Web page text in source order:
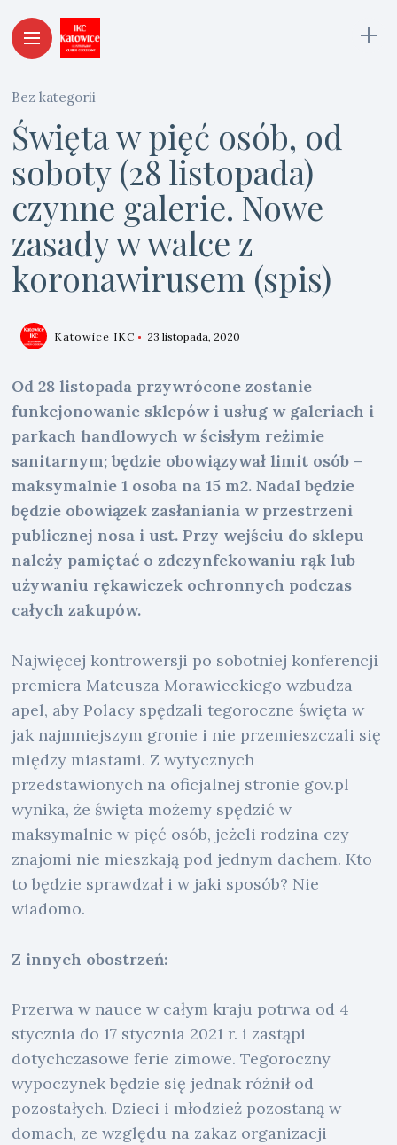
Bez kategorii
Święta w pięć osób, od
soboty (28 listopada)
czynne galerie. Nowe
zasady w walce z
koronawirusem (spis)
Katowice IKC 23 listopada, 2020
Od 28 listopada przywrócone zostanie
funkcjonowanie sklepów i usług w galeriach i
parkach handlowych w ścisłym reżimie
sanitarnym; będzie obowiązywał limit osób –
maksymalnie 1 osoba na 15 m2. Nadal będzie
będzie obowiązek zasłaniania w przestrzeni
publicznej nosa i ust. Przy wejściu do sklepu
należy pamiętać o zdezynfekowaniu rąk lub
używaniu rękawiczek ochronnych podczas
całych zakupów.
Najwięcej kontrowersji po sobotniej konferencji
premiera Mateusza Morawieckiego wzbudza
apel, aby Polacy spędzali tegoroczne święta w
jak najmniejszym gronie i nie przemieszczali się
między miastami. Z wytycznych
przedstawionych na oficjalnej stronie gov.pl
wynika, że święta możemy spędzić w
maksymalnie w pięć osób, jeżeli rodzina czy
znajomi nie mieszkają pod jednym dachem. Kto
to będzie sprawdzał i w jaki sposób? Nie
wiadomo.
Z innych obostrzeń:
Przerwa w nauce w całym kraju potrwa od 4
stycznia do 17 stycznia 2021 r. i zastąpi
dotychczasowe ferie zimowe. Tegoroczny
wypoczynek będzie się jednak różnił od
pozostałych. Dzieci i młodzież pozostaną w
domach, ze względu na zakaz organizacji